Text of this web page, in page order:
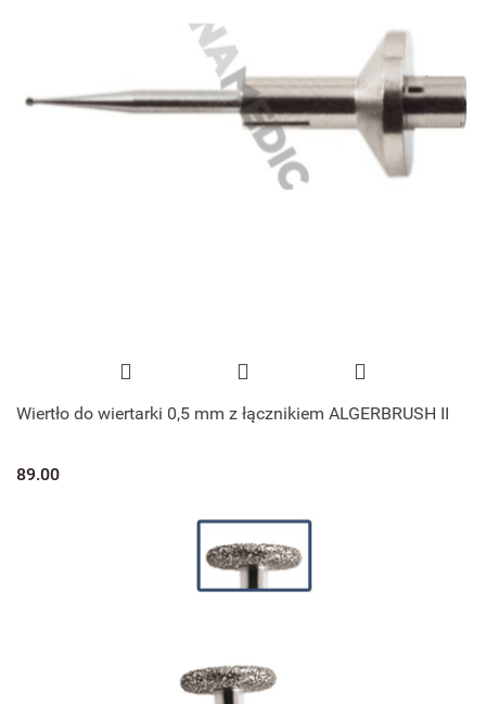
Wiertło do wiertarki 0,5 mm z łącznikiem ALGERBRUSH II
89.00